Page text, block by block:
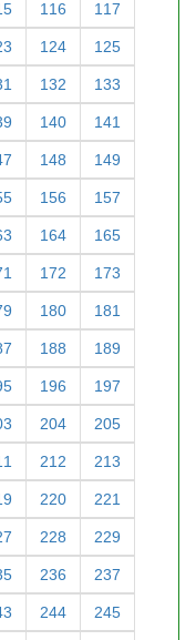
116 117
124 125
132 133
140 141
148 149
156 157
164 165
172 173
180 181
188 189
196 197
204 205
212 213
220 221
228 229
236 237
244 245